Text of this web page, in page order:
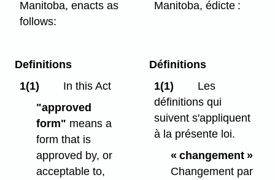
Manitoba, enacts as
follows:
Manitoba, édicte :
Definitions
1(1)
In this Act
"approved
form" means a
form that is
approved by, or
acceptable to,
Définitions
1(1)
Les
définitions qui
suivent s'appliquent
à la présente loi.
« changement »
Changement par